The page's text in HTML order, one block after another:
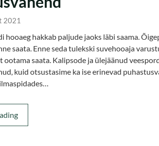
2021
hooaeg hakkab paljude jaoks läbi saama.
saata. Enne seda tulekski suvehooaja
ootama saata. Kalipsode ja ülejäänud
kuid otsustasime ka ise erinevad